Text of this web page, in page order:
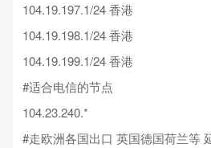
104.19.197.1/24 香港
104.19.198.1/24 香港
104.19.199.1/24 香港
#适合电信的节点
104.23.240.*
#走欧洲各国出口 英国德国荷兰等